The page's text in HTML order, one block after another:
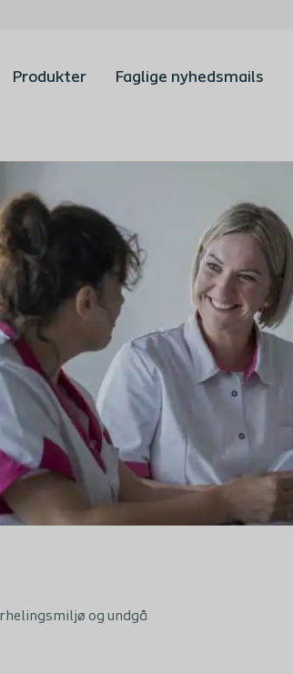
Produkter Faglige nyhedsmails
og undgå